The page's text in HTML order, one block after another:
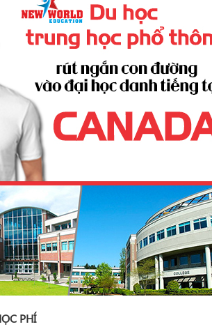
PHÍ